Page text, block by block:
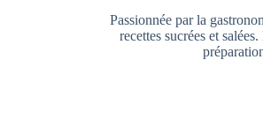
Passionnée par la
recettes sucrées et